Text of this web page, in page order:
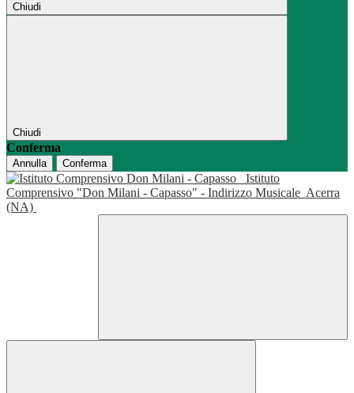
Chiudi
Chiudi
Conferma
Annulla Conferma
Istituto
Comprensivo "Don Milani - Capasso" - Indirizzo Musicale Acerra
(NA)